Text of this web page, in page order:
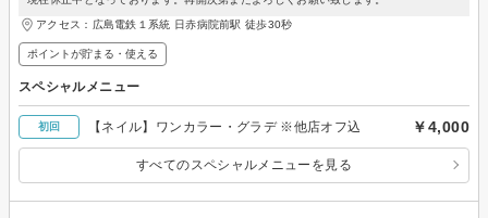
アクセス：広島電鉄１系統 日赤病院前駅 徒歩30秒
ポイントが貯まる・使える
スペシャルメニュー
初回 【ネイル】ワンカラー・グラデ ※他店オフ込 ￥4,000
すべてのスペシャルメニューを見る